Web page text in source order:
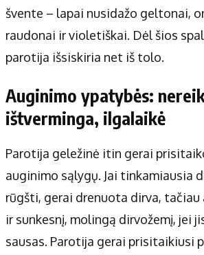
švente – lapai nusidažo geltonai,
raudonai ir violetiškai. Dėl šios
parotija išsiskiria net iš tolo.
Auginimo ypatybės:
ištverminga, ilgalaikė
Parotija geležinė itin gerai
auginimo sąlygų. Jai tinkamiausia
rūgšti, gerai drenuota dirva, tačiau
ir sunkesnį, molingą dirvožemį, jei
sausas. Parotija gerai prisitaikiusi